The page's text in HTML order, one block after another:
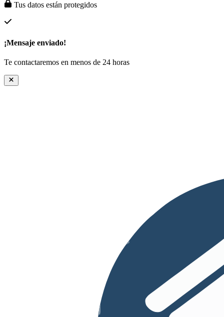
Tus datos están protegidos
¡Mensaje enviado!
Te contactaremos en menos de 24 horas